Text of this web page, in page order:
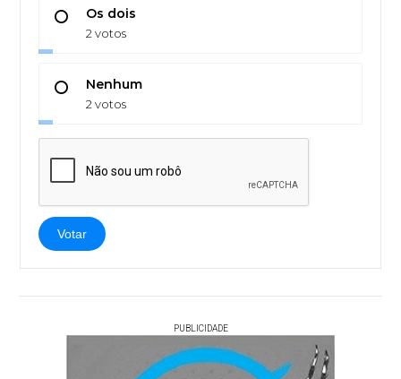
Os dois
2 votos
Nenhum
2 votos
Votar
PUBLICIDADE